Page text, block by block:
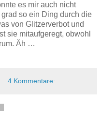
es mir auch nicht
so ein Ding durch die
von Glitzerverbot und
sie mitaufgeregt, obwohl
Äh …
4 Kommentare: